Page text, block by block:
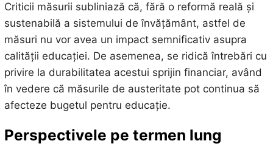
Criticii măsurii subliniază că, fără o reformă reală și
sustenabilă a sistemului de învățământ, astfel de
măsuri nu vor avea un impact semnificativ asupra
calității educației. De asemenea, se ridică întrebări cu
privire la durabilitatea acestui sprijin financiar, având
în vedere că măsurile de austeritate pot continua să
afecteze bugetul pentru educație.
Perspectivele pe termen lung